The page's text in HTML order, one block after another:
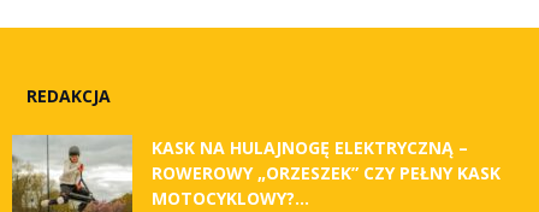
REDAKCJA
KASK NA HULAJNOGĘ ELEKTRYCZNĄ –
ROWEROWY „ORZESZEK” CZY PEŁNY KASK
MOTOCYKLOWY?...